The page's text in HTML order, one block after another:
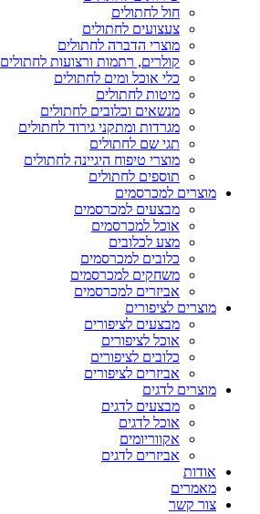
חול לחתולים
צעצועים לחתולים
מוצרי הדברה לחתולים
קולרים, רתמות ורצועות לחתולים
כלי אוכל ומים לחתולים
מיטות לחתולים
מנשאים וכלובים לחתולים
מגרדות ומתקני גירוד לחתולים
תגי שם לחתולים
מוצרי טיפוח היגיינה לחתולים
תוספים לחתולים
מוצרים למכרסמים
מבצעים למכרסמים
אוכל למכרסמים
מצע לכלובים
כלובים למכרסמים
משחקים למכרסמים
אביזרים למכרסמים
מוצרים לציפורים
מבצעים לציפורים
אוכל לציפורים
כלובים לציפורים
אביזרים לציפורים
מוצרים לדגים
מבצעים לדגים
אוכל לדגים
אקווריומים
אביזרים לדגים
אודות
מאמרים
צור קשר